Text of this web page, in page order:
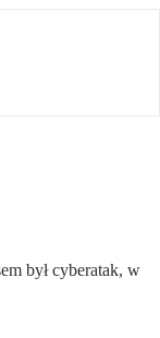
był cyberatak, w